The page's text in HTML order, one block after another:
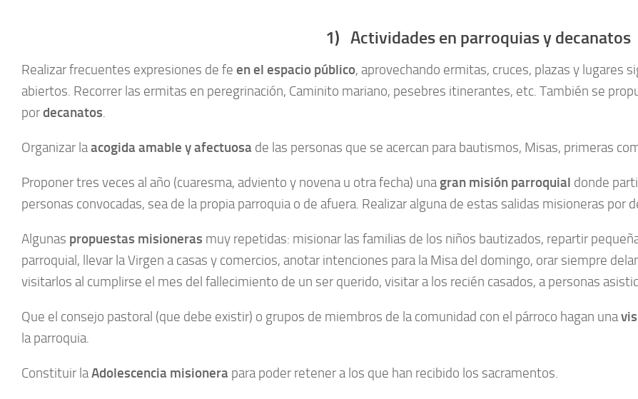
1) Actividades en parroquias y decanatos
Realizar frecuentes expresiones de fe en el espacio público, aprovechando ermitas, cruces, plazas y lugares
abiertos. Recorrer las ermitas en peregrinación, Caminito mariano, pesebres itinerantes, etc. También se
pordecanatos.
Organizar laacogida amable y afectuosa de las personas que se acercan para bautismos, Misas, primeras
Proponer tres veces al año (cuaresma, adviento y novena u otra fecha) unagran misión parroquial donde
personas convocadas, sea de la propia parroquia o de afuera. Realizar alguna de estas salidas misioneras por
Algunas propuestas misioneras muy repetidas: misionar las familias de los niños bautizados, repartir
parroquial, llevar la Virgen a casas y comercios, anotar intenciones para la Misa del domingo, orar siempre
visitarlos al cumplirse el mes del fallecimiento de un ser querido, visitar a los recién casados, a personas
Que el consejo pastoral (que debe existir) o grupos de miembros de la comunidad con el párroco hagan una
la parroquia.
Constituir laAdolescencia misionera para poder retener a los que han recibido los sacramentos.